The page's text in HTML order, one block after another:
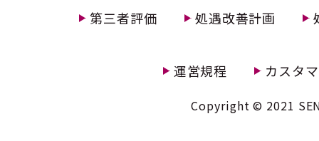
第三者評価 処遇改善計画
運営規程 カスタ
Copyright © 2021